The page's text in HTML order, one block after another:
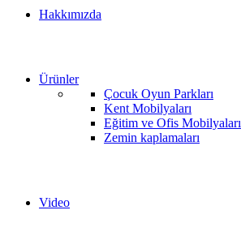
Hakkımızda
Ürünler
Çocuk Oyun Parkları
Kent Mobilyaları
Eğitim ve Ofis Mobilyaları
Zemin kaplamaları
Video